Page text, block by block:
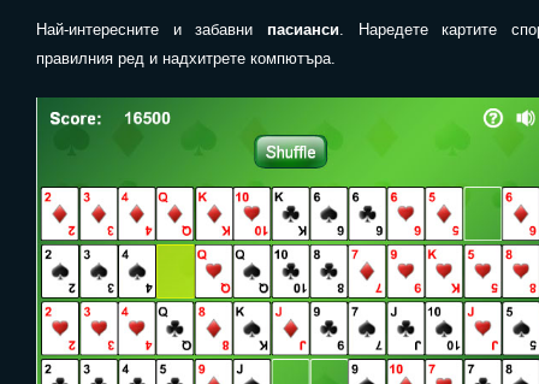
Най-интересните и забавни пасианси. Наредете картите
правилния ред и надхитрете компютъра.